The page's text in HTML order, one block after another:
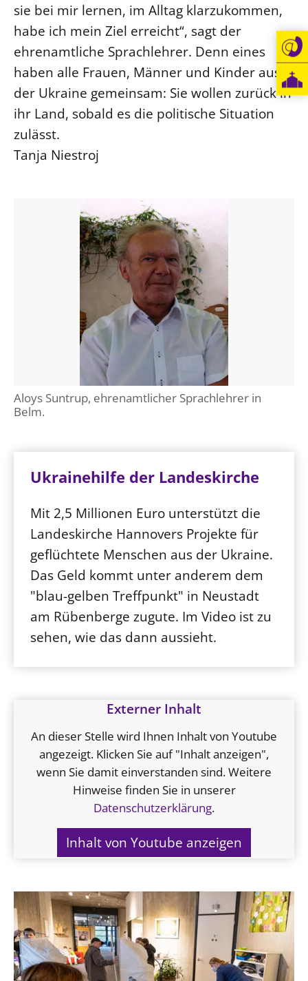
sie bei mir lernen, im Alltag klarzukommen,
habe ich mein Ziel erreicht“, sagt der
ehrenamtliche Sprachlehrer. Denn eines
haben alle Frauen, Männer und Kinder aus
der Ukraine gemeinsam: Sie wollen zurück in
ihr Land, sobald es die politische Situation
zulässt.
Tanja Niestroj
Aloys Suntrup, ehrenamtlicher Sprachlehrer in
Belm.
Ukrainehilfe der Landeskirche
Mit 2,5 Millionen Euro unterstützt die
Landeskirche Hannovers Projekte für
geflüchtete Menschen aus der Ukraine.
Das Geld kommt unter anderem dem
"blau-gelben Treffpunkt" in Neustadt
am Rübenberge zugute. Im Video ist zu
sehen, wie das dann aussieht.
Externer Inhalt
An dieser Stelle wird Ihnen Inhalt von Youtube
angezeigt. Klicken Sie auf "Inhalt anzeigen",
wenn Sie damit einverstanden sind. Weitere
Hinweise finden Sie in unserer
Datenschutzerklärung.
Inhalt von Youtube anzeigen